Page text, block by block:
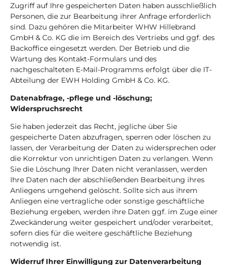
Zugriff auf Ihre gespeicherten Daten haben ausschließlich
Personen, die zur Bearbeitung ihrer Anfrage erforderlich
sind. Dazu gehören die Mitarbeiter WHW Hillebrand
GmbH & Co. KG die im Bereich des Vertriebs und ggf. des
Backoffice eingesetzt werden. Der Betrieb und die
Wartung des Kontakt-Formulars und des
nachgeschalteten E-Mail-Programms erfolgt über die IT-
Abteilung der EWH Holding GmbH & Co. KG.
Datenabfrage, -pflege und -löschung;
Widerspruchsrecht
Sie haben jederzeit das Recht, jegliche über Sie
gespeicherte Daten abzufragen, sperren oder löschen zu
lassen, der Verarbeitung der Daten zu widersprechen oder
die Korrektur von unrichtigen Daten zu verlangen. Wenn
Sie die Löschung Ihrer Daten nicht veranlassen, werden
Ihre Daten nach der abschließenden Bearbeitung ihres
Anliegens umgehend gelöscht. Sollte sich aus ihrem
Anliegen eine vertragliche oder sonstige geschäftliche
Beziehung ergeben, werden ihre Daten ggf. im Zuge einer
Zweckänderung weiter gespeichert und/oder verarbeitet,
sofern dies für die weitere geschäftliche Beziehung
notwendig ist.
Widerruf Ihrer Einwilligung zur Datenverarbeitung